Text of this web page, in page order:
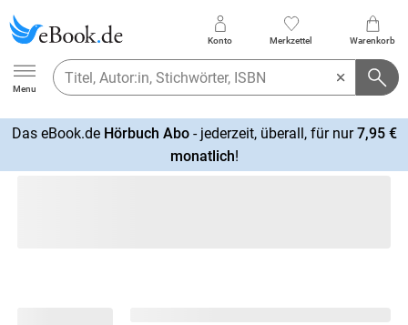
Ebook.de
Menu
Konto Merkzettel Warenkorb
Das eBook.de Hörbuch Abo- jederzeit, überall, für nur7,95 €
monatlich!